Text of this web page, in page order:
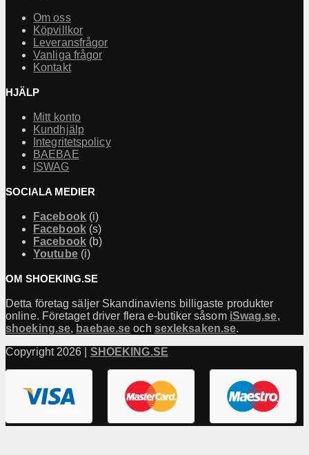
Om oss
Köpvillkor
Leveransfrågor
Vanliga frågor
Kontakt
HJÄLP
Mitt konto
Kundhjälp
Integritetspolicy
BAEBAE
ISWAG
SOCIALA MEDIER
Facebook(i)
Facebook(s)
Facebook(b)
Youtube(i)
OM SHOEKING.SE
Detta företag säljer Skandinaviens billigaste produkter
online. Företaget driver flera e-butiker såsom iSwag.se,
shoeking.se, baebae.se och sexleksaken.se.
Copyright 2026 | SHOEKING.SE